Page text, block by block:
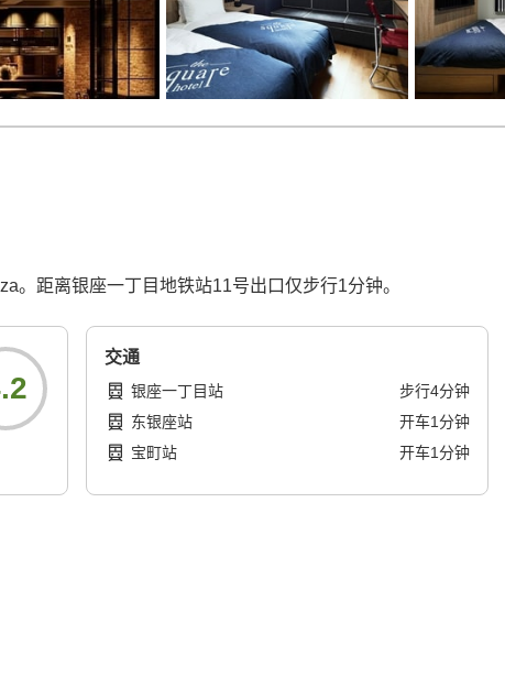
。距离银座一丁目地铁站11号出口仅步行1分钟。
交通
银座一丁目站 步行4分钟
东银座站
开车1分钟
宝町站
开车1分钟